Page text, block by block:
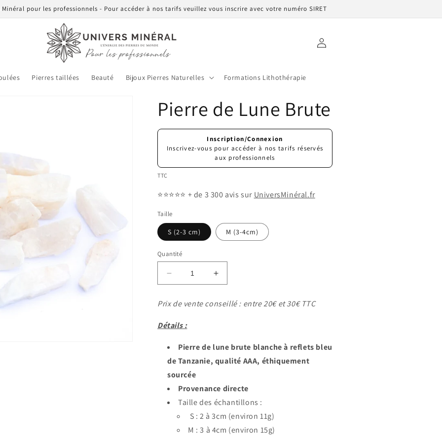
pour les professionnels - Pour accéder à nos tarifs veuillez vous inscrire avec votre numéro SIRET
Pierres taillées Beauté Bijoux Pierres Naturelles Formations Lithothérapie
Connexion
Pierre de Lune Brute
Prix
habituel
Inscription/Connexion
Inscrivez-vous pour accéder à nos tarifs réservés
aux professionnels
TTC
⭐️⭐️⭐️⭐️⭐️ + de 3 300 avis sur UniversMinéral.fr
Taille
S (2-3 cm) M (3-4cm)
Quantité
Réduire
la
quantité
de
de
Brute
Augmenter
la
quantité
de
Brute
Prix de vente conseillé : entre 20€ et 30€ TTC
Détails :
Pierre de lune brute blanche à reflets bleu
de Tanzanie, qualité AAA, éthiquement
sourcée
Provenance directe
Taille des échantillons :
S : 2 à 3cm (environ 11g)
M : 3 à 4cm (environ 15g)